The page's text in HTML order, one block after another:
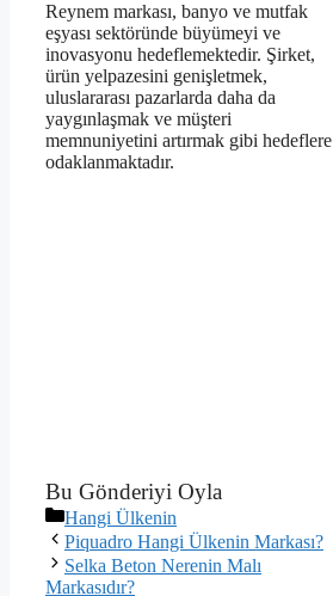
Reynem markası, banyo ve mutfak
eşyası sektöründe büyümeyi ve
inovasyonu hedeflemektedir. Şirket,
ürün yelpazesini genişletmek,
uluslararası pazarlarda daha da
yaygınlaşmak ve müşteri
memnuniyetini artırmak gibi hedeflere
odaklanmaktadır.
Bu Gönderiyi Oyla
Kategoriler
Hangi Ülkenin
Piquadro Hangi Ülkenin Markası?
Selka Beton Nerenin Malı
Markasıdır?